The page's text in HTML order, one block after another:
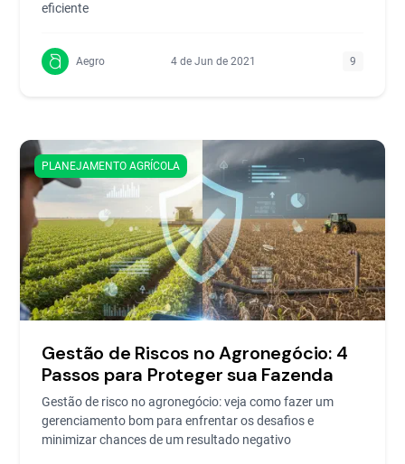
eficiente
Aegro 4 de Jun de 2021 9
PLANEJAMENTO AGRÍCOLA
Gestão de Riscos no Agronegócio: 4
Passos para Proteger sua Fazenda
Gestão de risco no agronegócio: veja como fazer um
gerenciamento bom para enfrentar os desafios e
minimizar chances de um resultado negativo